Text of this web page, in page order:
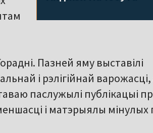
Пазней яму выставілі
і рэлігійнай варожасці,
паслужылі публікацыі
і матэрыялы мінулых